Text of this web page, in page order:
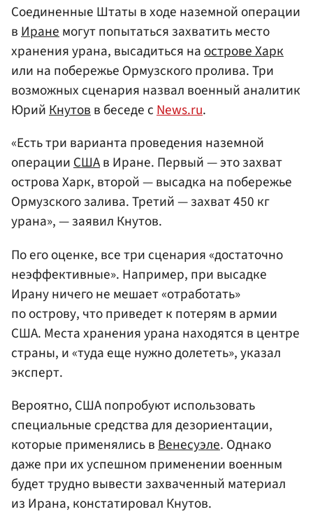
Соединенные Штаты в ходе наземной операции
вИранемогут попытаться захватить место
хранения урана, высадиться наострове Харк
или на побережье Ормузского пролива. Три
возможных сценария назвал военный аналитик
ЮрийКнутовв беседе сNews.ru.
«Есть три варианта проведения наземной
операцииСШАв Иране. Первый — это захват
острова Харк, второй — высадка на побережье
Ормузского залива. Третий — захват 450 кг
урана», — заявил Кнутов.
По его оценке, все три сценария «достаточно
неэффективные». Например, при высадке
Ирану ничего не мешает «отработать»
по острову, что приведет к потерям в армии
США. Места хранения урана находятся в центре
страны, и «туда еще нужно долететь», указал
эксперт.
Вероятно, США попробуют использовать
специальные средства для дезориентации,
которые применялись вВенесуэле. Однако
даже при их успешном применении военным
будет трудно вывести захваченный материал
из Ирана, констатировал Кнутов.